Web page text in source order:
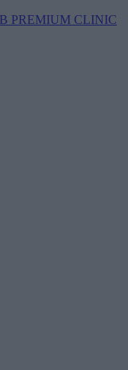
B PREMIUM CLINIC